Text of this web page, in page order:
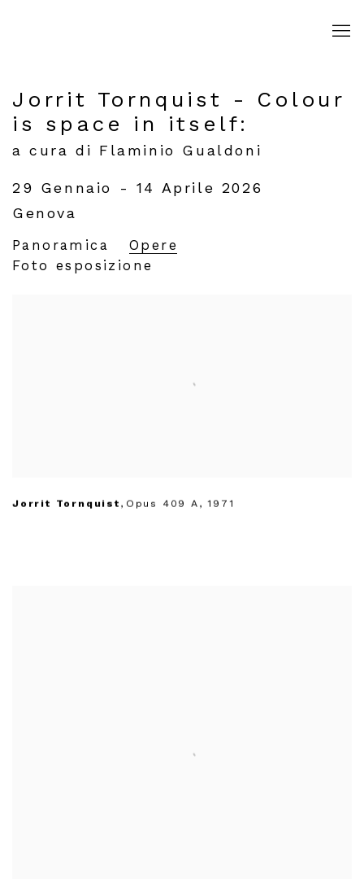
Jorrit Tornquist - Colour
is space in itself:
a cura di Flaminio Gualdoni
29 Gennaio - 14 Aprile 2026
Genova
Panoramica
Opere
Foto esposizione
Jorrit Tornquist , Opus 409 A ,1971